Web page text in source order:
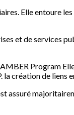
Elle entoure
et de services
Program
création de liens
assuré